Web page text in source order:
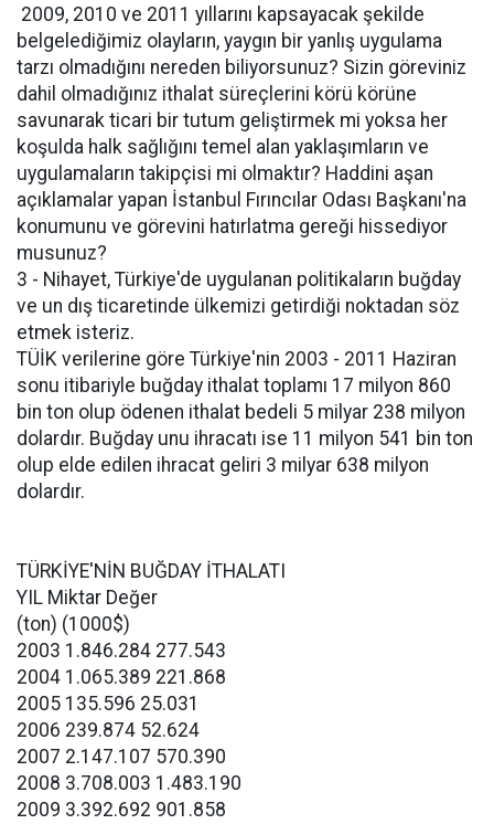
 2009, 2010 ve 2011 yıllarını kapsayacak şekilde
belgelediğimiz olayların, yaygın bir yanlış uygulama
tarzı olmadığını nereden biliyorsunuz? Sizin göreviniz
dahil olmadığınız ithalat süreçlerini körü körüne
savunarak ticari bir tutum geliştirmek mi yoksa her
koşulda halk sağlığını temel alan yaklaşımların ve
uygulamaların takipçisi mi olmaktır? Haddini aşan
açıklamalar yapan İstanbul Fırıncılar Odası Başkanı'na
konumunu ve görevini hatırlatma gereği hissediyor
musunuz?
3 - Nihayet, Türkiye'de uygulanan politikaların buğday
ve un dış ticaretinde ülkemizi getirdiği noktadan söz
etmek isteriz.
TÜİK verilerine göre Türkiye'nin 2003 - 2011 Haziran
sonu itibariyle buğday ithalat toplamı 17 milyon 860
bin ton olup ödenen ithalat bedeli 5 milyar 238 milyon
dolardır. Buğday unu ihracatı ise 11 milyon 541 bin ton
olup elde edilen ihracat geliri 3 milyar 638 milyon
dolardır.
TÜRKİYE'NİN BUĞDAY İTHALATI
YIL Miktar Değer
(ton) (1000$)
2003 1.846.284 277.543
2004 1.065.389 221.868
2005 135.596 25.031
2006 239.874 52.624
2007 2.147.107 570.390
2008 3.708.003 1.483.190
2009 3.392.692 901.858